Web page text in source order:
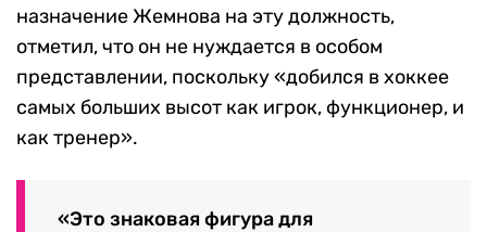
назначение Жемнова на эту должность,
отметил, что он не нуждается в особом
представлении, поскольку «добился в хоккее
самых больших высот как игрок, функционер, и
как тренер».
«Это знаковая фигура для